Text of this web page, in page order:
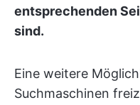
entsprechenden
sind.
Eine weitere
Suchmaschinen